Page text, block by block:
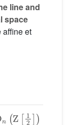
line and
space
affine et
Z 12 ])